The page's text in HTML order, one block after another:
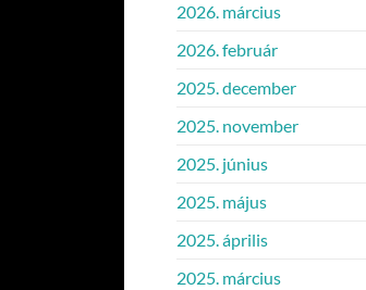
2026. március
2026. február
2025. december
2025. november
2025. június
2025. május
2025. április
2025. március